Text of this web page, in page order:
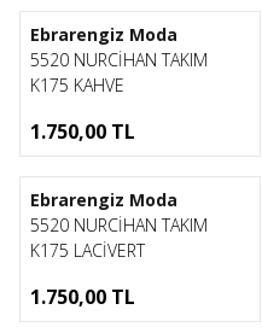
Ebrarengiz Moda
5520 NURCİHAN TAKIM
K175 KAHVE
1.750,00 TL
1
Ebrarengiz Moda
5520 NURCİHAN TAKIM
K175 LACİVERT
1.750,00 TL
1